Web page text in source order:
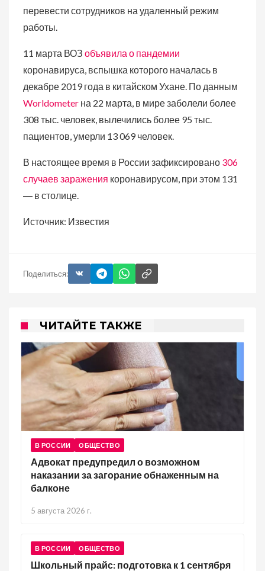
перевести сотрудников на удаленный режим
работы.
11 марта ВОЗ объявила о пандемии
коронавируса, вспышка которого началась в
декабре 2019 года в китайском Ухане. По данным
Worldometer на 22 марта, в мире заболели более
308 тыс. человек, вылечились более 95 тыс.
пациентов, умерли 13 069 человек.
В настоящее время в России зафиксировано 306
случаев заражения коронавирусом, при этом 131
― в столице.
Источник: Известия
Поделиться:
ЧИТАЙТЕ ТАКЖЕ
В РОССИИ ОБЩЕСТВО
Адвокат предупредил о возможном
наказании за загорание обнаженным на
балконе
5 августа 2026 г.
В РОССИИ ОБЩЕСТВО
Школьный прайс: подготовка к 1 сентября